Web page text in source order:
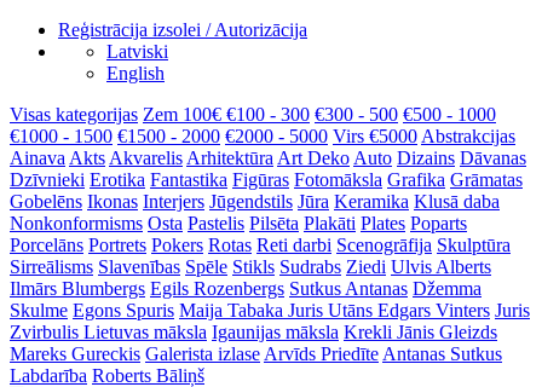
Reģistrācija izsolei / Autorizācija
Latviski
English
Visas kategorijas Zem 100€ €100 - 300 €300 - 500 €500 - 1000
€1000 - 1500 €1500 - 2000 €2000 - 5000 Virs €5000 Abstrakcijas
Ainava Akts Akvarelis Arhitektūra Art Deko Auto Dizains Dāvanas
Dzīvnieki Erotika Fantastika Figūras Fotomāksla Grafika Grāmatas
Gobelēns Ikonas Interjers Jūgendstils Jūra Keramika Klusā daba
Nonkonformisms Osta Pastelis Pilsēta Plakāti Plates Poparts
Porcelāns Portrets Pokers Rotas Reti darbi Scenogrāfija Skulptūra
Sirreālisms Slavenības Spēle Stikls Sudrabs Ziedi Ulvis Alberts
Ilmārs Blumbergs Egils Rozenbergs Sutkus Antanas Džemma
Skulme Egons Spuris Maija Tabaka Juris Utāns Edgars Vinters Juris
Zvirbulis Lietuvas māksla Igaunijas māksla Krekli Jānis Gleizds
Mareks Gureckis Galerista izlase Arvīds Priedīte Antanas Sutkus
Labdarība Roberts Bāliņš